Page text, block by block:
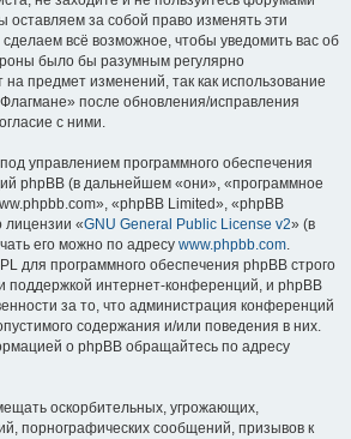
за собой право изменять эти
всё возможное, чтобы уведомить вас об
было бы разумным регулярно
на предмет изменений, так как использование
после обновления/исправления
с ними.
управлением программного обеспечения
phpBB (в дальнейшем «они», «программное
«phpBB Limited», «phpBB
лицензии «GNU General Public License v2» (в
его можно по адресу www.phpbb.com.
для программного обеспечения phpBB строго
поддержкой интернет-конференций, и phpBB
за то, что администрация конференций
содержания и/или поведения в них.
о phpBB обращайтесь по адресу
оскорбительных, угрожающих,
порнографических сообщений, призывов к